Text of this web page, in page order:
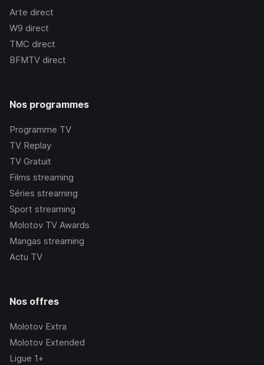
Arte direct
W9 direct
TMC direct
BFMTV direct
Nos programmes
Programme TV
TV Replay
TV Gratuit
Films streaming
Séries streaming
Sport streaming
Molotov TV Awards
Mangas streaming
Actu TV
Nos offres
Molotov Extra
Molotov Extended
Ligue 1+